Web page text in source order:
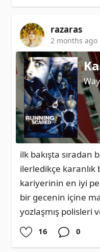
razaras
2 months ago
ilk bakışta
ilerledikçe
kariyerinin en iyi
bir gecenin içine
yozlaşmış polisleri
16 0